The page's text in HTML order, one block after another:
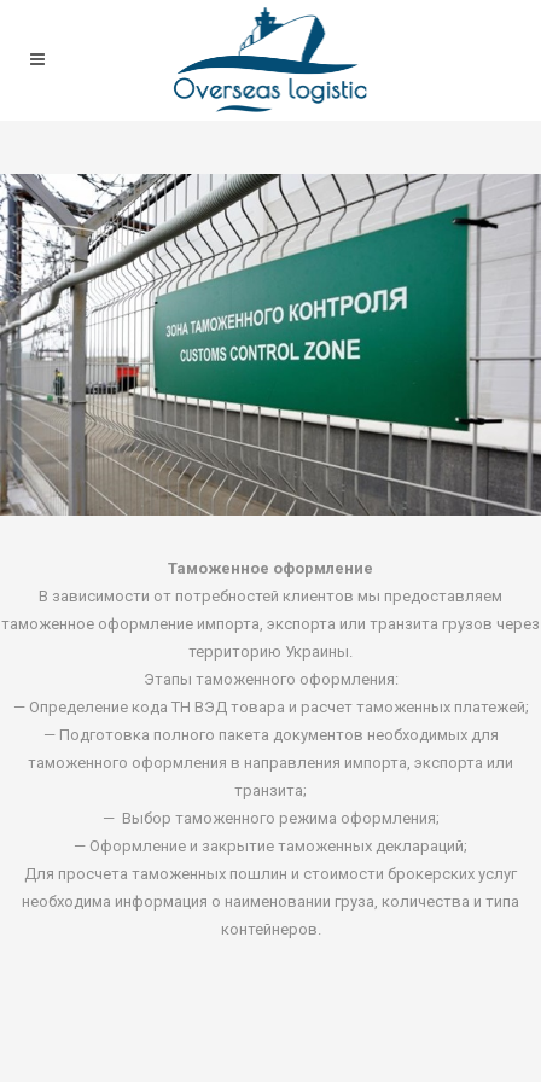
Таможенное оформление
В зависимости от потребностей клиентов мы предоставляем
таможенное оформление импорта, экспорта или транзита грузов через
территорию Украины.
Этапы таможенного оформления:
— Определение кода ТН ВЭД товара и расчет таможенных платежей;
— Подготовка полного пакета документов необходимых для
таможенного оформления в направления импорта, экспорта или
транзита;
— Выбор таможенного режима оформления;
— Оформление и закрытие таможенных деклараций;
Для просчета таможенных пошлин и стоимости брокерских услуг
необходима информация о наименовании груза, количества и типа
контейнеров.